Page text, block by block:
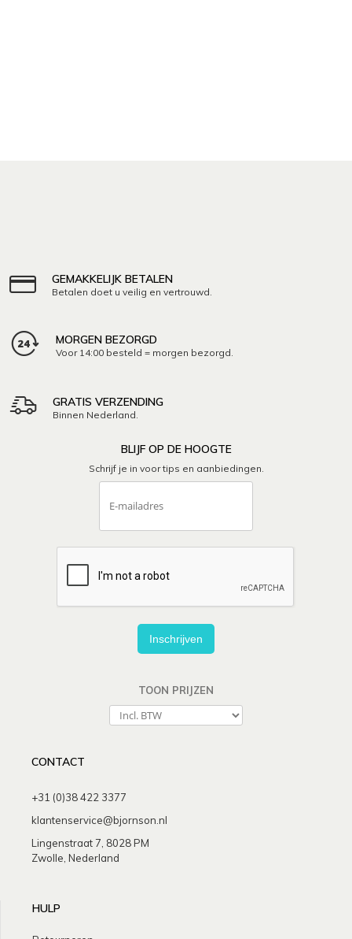
GEMAKKELIJK BETALEN
Betalen doet u veilig en vertrouwd.
MORGEN BEZORGD
Voor 14:00 besteld = morgen bezorgd.
GRATIS VERZENDING
Binnen Nederland.
BLIJF OP DE HOOGTE
Schrijf je in voor tips en aanbiedingen.
Inschrijven
TOON PRIJZEN
CONTACT
+31 (0)38 422 3377
klantenservice@bjornson.nl
Lingenstraat 7, 8028 PM
Zwolle, Nederland
HULP